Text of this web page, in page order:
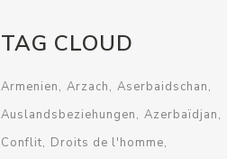
TAG CLOUD
Armenien Arzach
Aserbaidschan
Auslandsbeziehungen
Azerbaïdjan
Conflit
Droits de l'homme